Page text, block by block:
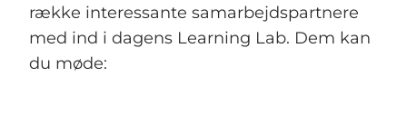
række interessante samarbejdspartnere
med ind i dagens Learning Lab. Dem kan
du møde: